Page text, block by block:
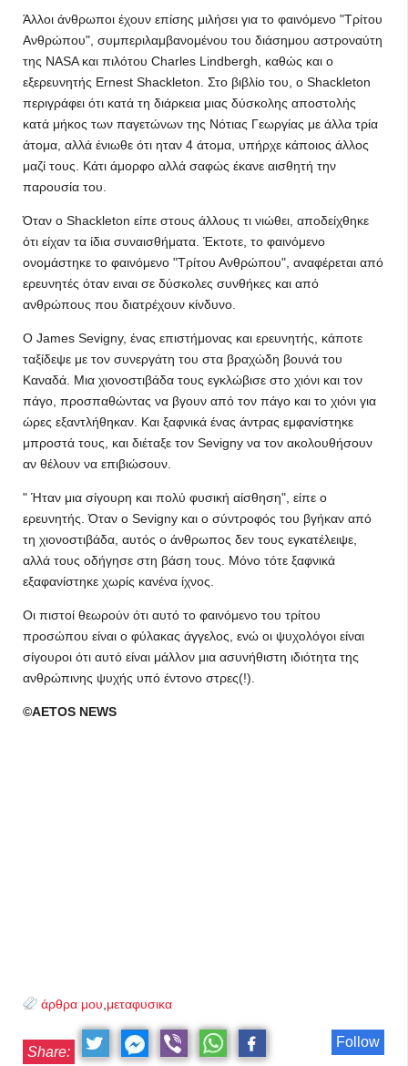
Άλλοι άνθρωποι έχουν επίσης μιλήσει για το φαινόμενο "Τρίτου
Ανθρώπου", συμπεριλαμβανομένου του διάσημου αστροναύτη
της NASA και πιλότου Charles Lindbergh, καθώς και ο
εξερευνητής Ernest Shackleton. Στο βιβλίο του, ο Shackleton
περιγράφει ότι κατά τη διάρκεια μιας δύσκολης αποστολής
κατά μήκος των παγετώνων της Νότιας Γεωργίας με άλλα τρία
άτομα, αλλά ένιωθε ότι ηταν 4 άτομα, υπήρχε κάποιος άλλος
μαζί τους. Κάτι άμορφο αλλά σαφώς έκανε αισθητή την
παρουσία του.
Όταν ο Shackleton είπε στους άλλους τι νιώθει, αποδείχθηκε
ότι είχαν τα ίδια συναισθήματα. Έκτοτε, το φαινόμενο
ονομάστηκε το φαινόμενο "Τρίτου Ανθρώπου", αναφέρεται από
ερευνητές όταν ειναι σε δύσκολες συνθήκες και από
ανθρώπους που διατρέχουν κίνδυνο.
Ο James Sevigny, ένας επιστήμονας και ερευνητής, κάποτε
ταξίδεψε με τον συνεργάτη του στα βραχώδη βουνά του
Καναδά. Μια χιονοστιβάδα τους εγκλώβισε στο χιόνι και τον
πάγο, προσπαθώντας να βγουν από τον πάγο και το χιόνι για
ώρες εξαντλήθηκαν. Και ξαφνικά ένας άντρας εμφανίστηκε
μπροστά τους, και διέταξε τον Sevigny να τον ακολουθήσουν
αν θέλουν να επιβιώσουν.
" Ήταν μια σίγουρη και πολύ φυσική αίσθηση", είπε ο
ερευνητής. Όταν ο Sevigny και ο σύντροφός του βγήκαν από
τη χιονοστιβάδα, αυτός ο άνθρωπος δεν τους εγκατέλειψε,
αλλά τους οδήγησε στη βάση τους. Μόνο τότε ξαφνικά
εξαφανίστηκε χωρίς κανένα ίχνος.
Οι πιστοί θεωρούν ότι αυτό το φαινόμενο του τρίτου
προσώπου είναι ο φύλακας άγγελος, ενώ οι ψυχολόγοι είναι
σίγουροι ότι αυτό είναι μάλλον μια ασυνήθιστη ιδιότητα της
ανθρώπινης ψυχής υπό έντονο στρες(!).
©AETOS NEWS
άρθρα μου μεταφυσικα
Follow
Share: